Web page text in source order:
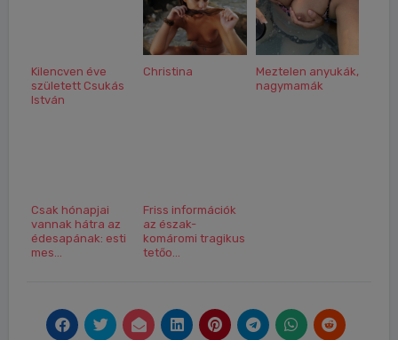
Kilencven éve
született Csukás
István
Christina
Meztelen anyukák,
nagymamák
Csak hónapjai
vannak hátra az
édesapának: esti
mes...
Friss információk
az észak-
komáromi tragikus
tetőo...